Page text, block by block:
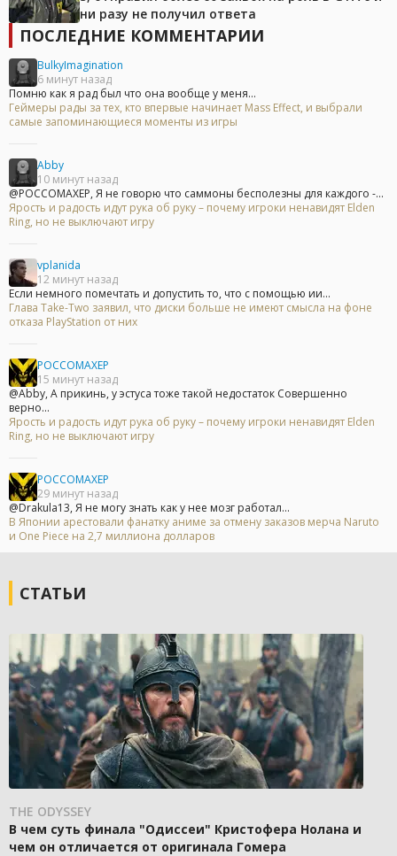
ни разу не получил ответа
ПОСЛЕДНИЕ КОММЕНТАРИИ
BulkyImagination
6 минут назад
Помню как я рад был что она вообще у меня...
Геймеры рады за тех, кто впервые начинает Mass Effect, и выбрали
самые запоминающиеся моменты из игры
Abby
10 минут назад
@POCCOMAXEP, Я не говорю что саммоны бесполезны для каждого -...
Ярость и радость идут рука об руку – почему игроки ненавидят Elden
Ring, но не выключают игру
vplanida
12 минут назад
Если немного помечтать и допустить то, что с помощью ии...
Глава Take-Two заявил, что диски больше не имеют смысла на фоне
отказа PlayStation от них
POCCOMAXEP
15 минут назад
@Abby, А прикинь, у эстуса тоже такой недостаток Совершенно
верно...
Ярость и радость идут рука об руку – почему игроки ненавидят Elden
Ring, но не выключают игру
POCCOMAXEP
29 минут назад
@Drakula13, Я не могу знать как у нее мозг работал...
В Японии арестовали фанатку аниме за отмену заказов мерча Naruto
и One Piece на 2,7 миллиона долларов
СТАТЬИ
THE ODYSSEY
В чем суть финала "Одиссеи" Кристофера Нолана и
чем он отличается от оригинала Гомера